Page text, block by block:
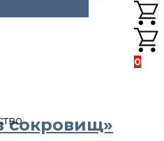
0
сокровищ»